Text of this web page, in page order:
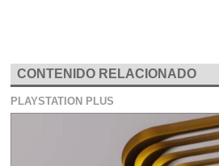
CONTENIDO RELACIONADO
PLAYSTATION PLUS